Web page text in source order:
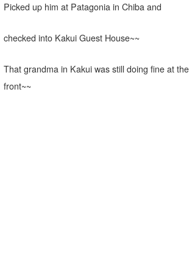
Picked up him at Patagonia in Chiba and
checked into Kakui Guest House~~
That grandma in Kakui was still doing fine at the
front~~